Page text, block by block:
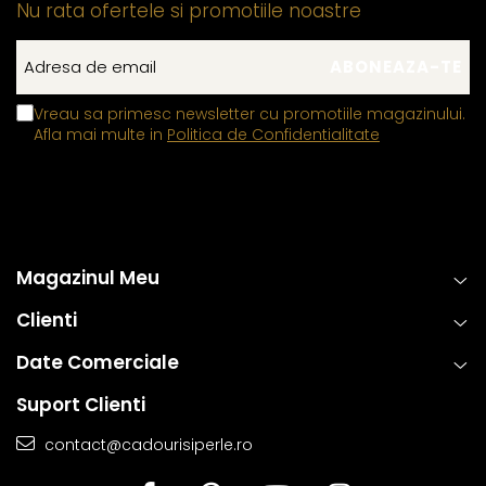
Nu rata ofertele si promotiile noastre
Vreau sa primesc newsletter cu promotiile magazinului.
Afla mai multe in Politica de Confidentialitate
Magazinul Meu
Clienti
Date Comerciale
Suport Clienti
contact@cadourisiperle.ro